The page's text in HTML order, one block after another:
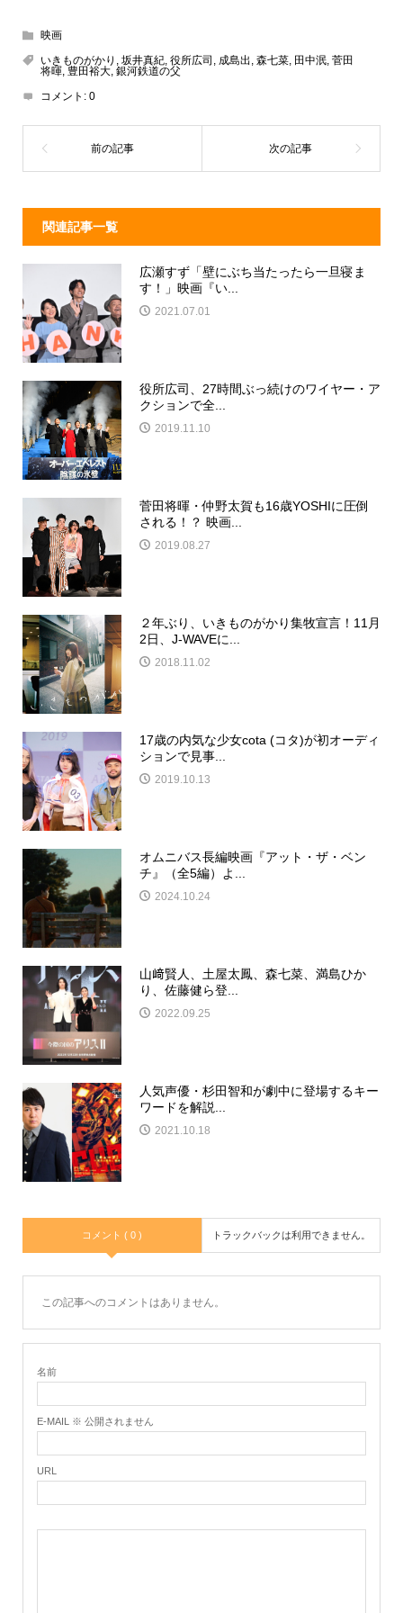
a
d
s
n
e
o
k
映画
いきものがかり
坂井真紀, 役所広司 成島出 森七菜, 田中泯, 菅田
将暉, 豊田裕大, 銀河鉄道の父
コメント: 0
関連記事一覧
広瀬すず「壁にぶち当たったら一旦寝ま
す！」映画『い...
2021.07.01
役所広司、27時間ぶっ続けのワイヤー・ア
クションで全...
2019.11.10
菅田将暉・仲野太賀も16歳YOSHIに圧倒
される！？ 映画...
2019.08.27
２年ぶり、いきものがかり集牧宣言！11月
2日、J-WAVEに...
2018.11.02
17歳の内気な少女cota (コタ)が初オーディ
ションで見事...
2019.10.13
オムニバス長編映画『アット・ザ・ベン
チ』（全5編）よ...
2024.10.24
山﨑賢人、土屋太鳳、森七菜、満島ひか
り、佐藤健ら登...
2022.09.25
人気声優・杉田智和が劇中に登場するキー
ワードを解説...
2021.10.18
コメント ( 0 ) トラックバックは利用できません。
この記事へのコメントはありません。
名前
E-MAIL ※ 公開されません
URL